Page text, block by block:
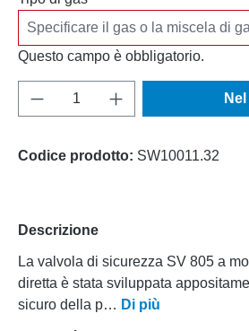
Questo campo è obbligatorio.
Quantità del prodotto:
Codice prodotto: SW10011.32
Descrizione
La valvola di sicurezza SV 805 a
diretta è stata sviluppata
sicuro della p… Di più